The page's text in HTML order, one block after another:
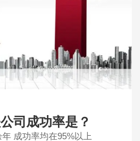
司成功率是？
成功率均在95%以上